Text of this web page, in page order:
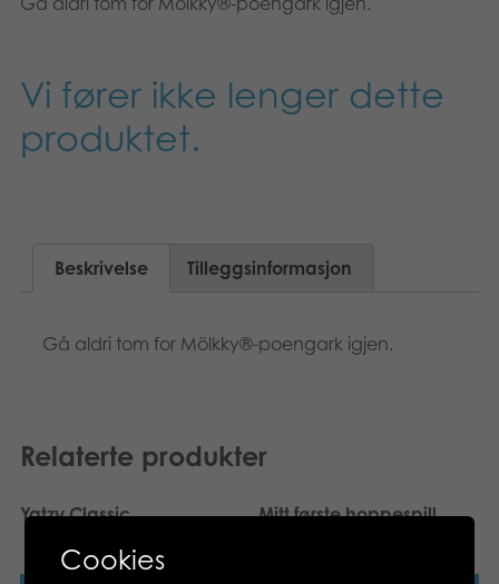
Applikasjoner
Arkiverte produkter
Svenska
Vi fører ikke lenger dette
produktet.
Beskrivelse Tilleggsinformasjon
Gå aldri tom for Mölkky®-poengark igjen.
Relaterte produkter
Yatzy Classic
Mitt første hoppespill
Cookies